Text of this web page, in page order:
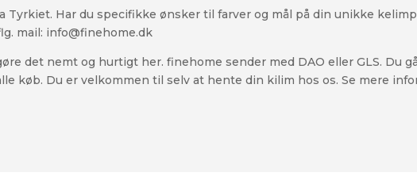
Har du specifikke ønsker til farver og mål på din unikke
mail: info@finehome.dk
det nemt og hurtigt her. finehome sender med DAO eller GLS. Du
køb. Du er velkommen til selv at hente din kilim hos os. Se mere